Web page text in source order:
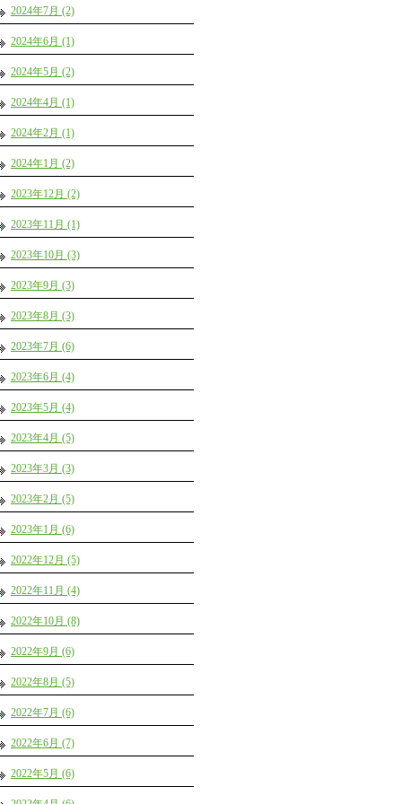
2024年7月 (2)
2024年6月 (1)
2024年5月 (2)
2024年4月 (1)
2024年2月 (1)
2024年1月 (2)
2023年12月 (2)
2023年11月 (1)
2023年10月 (3)
2023年9月 (3)
2023年8月 (3)
2023年7月 (6)
2023年6月 (4)
2023年5月 (4)
2023年4月 (5)
2023年3月 (3)
2023年2月 (5)
2023年1月 (6)
2022年12月 (5)
2022年11月 (4)
2022年10月 (8)
2022年9月 (6)
2022年8月 (5)
2022年7月 (6)
2022年6月 (7)
2022年5月 (6)